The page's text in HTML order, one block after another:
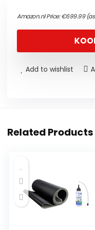
Amazon.nl Price:€699.99(as
Add to wishlist
Related Products